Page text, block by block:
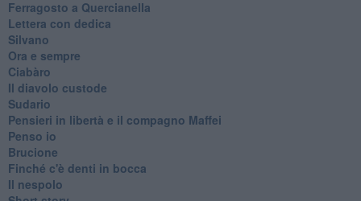
Ferragosto a Quercianella
Lettera con dedica
Silvano
Ora e sempre
Ciabàro
Il diavolo custode
Sudario
Pensieri in libertà e il compagno Maffei
Penso io
Brucione
Finché c'è denti in bocca
Il nespolo